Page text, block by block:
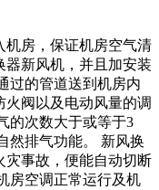
机房，保证机房空气清
器新风机，并且加安装
过的管道送到机房内
阀以及电动风量的调
的次数大于或等于3
然排气功能。 新风换
灾事故，便能自动切断
房空调正常运行及机